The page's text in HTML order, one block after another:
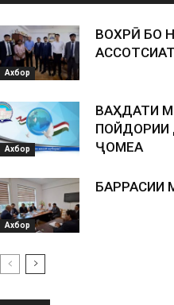
Ахбор
ВОХӮРӢ БО
Ахбор
ВАҲДАТИ
ПОЙДОРИИ
ҶОМЕА
Ахбор
БАРРАСИИ